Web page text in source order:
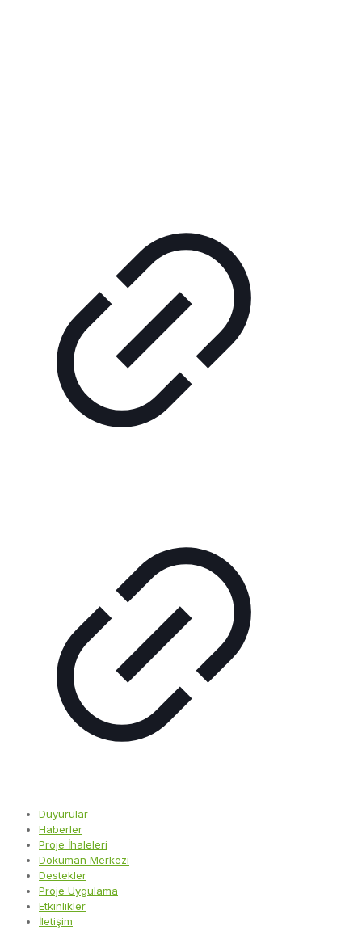
Duyurular
Haberler
Proje İhaleleri
Doküman Merkezi
Destekler
Proje Uygulama
Etkinlikler
İletişim